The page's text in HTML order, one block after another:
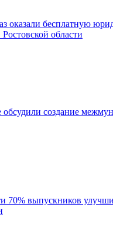
оказали бесплатную
области
создание
70% выпускников